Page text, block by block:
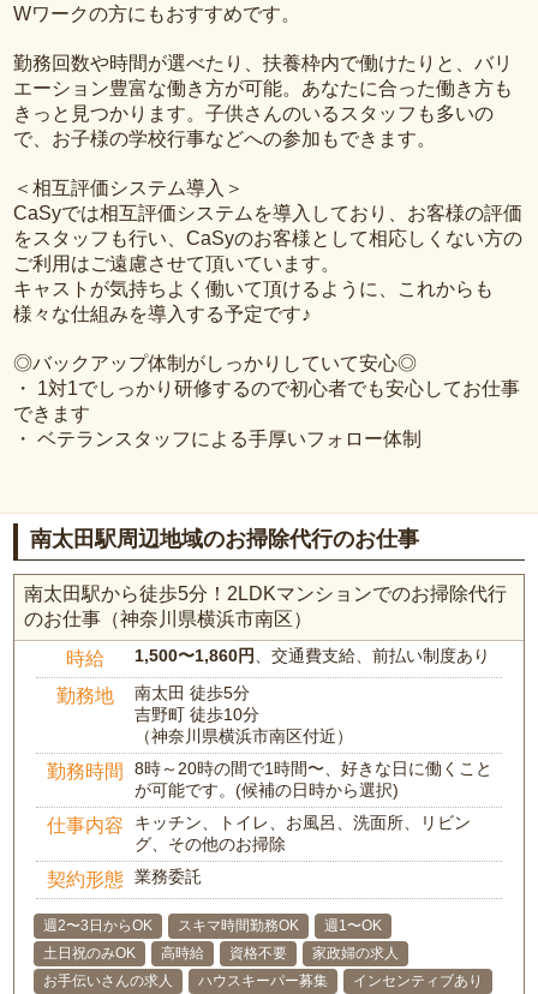
Wワークの方にもおすすめです。
勤務回数や時間が選べたり、扶養枠内で働けたりと、バリ
エーション豊富な働き方が可能。あなたに合った働き方も
きっと見つかります。子供さんのいるスタッフも多いの
で、お子様の学校行事などへの参加もできます。
＜相互評価システム導入＞
CaSyでは相互評価システムを導入しており、お客様の評価
をスタッフも行い、CaSyのお客様として相応しくない方の
ご利用はご遠慮させて頂いています。
キャストが気持ちよく働いて頂けるように、これからも
様々な仕組みを導入する予定です♪
◎バックアップ体制がしっかりしていて安心◎
・ 1対1でしっかり研修するので初心者でも安心してお仕事
できます
・ ベテランスタッフによる手厚いフォロー体制
南太田駅周辺地域のお掃除代行のお仕事
南太田駅から徒歩5分！2LDKマンションでのお掃除代行
のお仕事（神奈川県横浜市南区）
時給 1,500〜1,860円、交通費支給、前払い制度あり
勤務地
南太田 徒歩5分
吉野町 徒歩10分
（神奈川県横浜市南区付近）
勤務時間
8時～20時の間で1時間〜、好きな日に働くこと
が可能です。(候補の日時から選択)
仕事内容
キッチン、トイレ、お風呂、洗面所、リビン
グ、その他のお掃除
契約形態 業務委託
週2〜3日からOK スキマ時間勤務OK
週1〜OK
土日祝のみOK
高時給 資格不要
家政婦の求人
お手伝いさんの求人
ハウスキーパー募集 インセンティブあり